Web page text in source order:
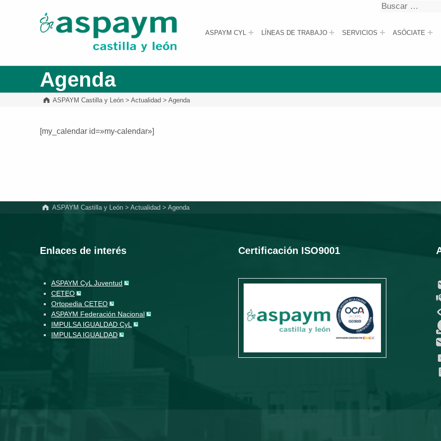
ASPAYM Castilla y León
ASPAYM CYL LÍNEAS DE TRABAJO SERVICIOS ASÓCIATE
Buscar
Agenda
ASPAYM Castilla y León >Actualidad >Agenda
[my_calendar id=»my-calendar»]
ASPAYM Castilla y León> Actualidad > Agenda
Enlaces de interés
ASPAYM CyL Juventud
CETEO
Ortopedia CETEO
ASPAYM Federación Nacional
IMPULSA IGUALDAD CyL
IMPULSA IGUALDAD
Certificación ISO9001